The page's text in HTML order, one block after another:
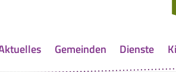
Gemeinden Dienste